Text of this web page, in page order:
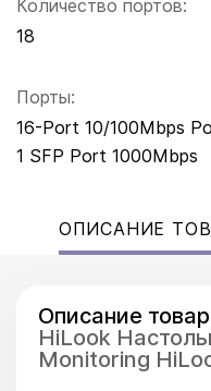
Количество портов:
18
Порты:
16-Port 10/100Mbps
1 SFP Port 1000Mbps
ОПИСАНИЕ
Описание
HiLook
Monitoring